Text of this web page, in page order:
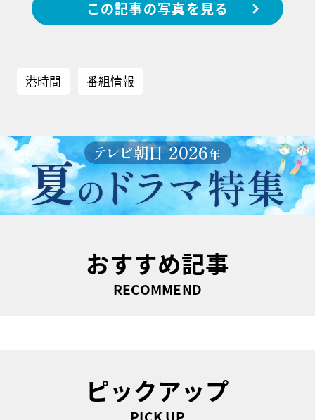
この記事の写真を見る
港時間 番組情報
おすすめ記事
RECOMMEND
ピックアップ